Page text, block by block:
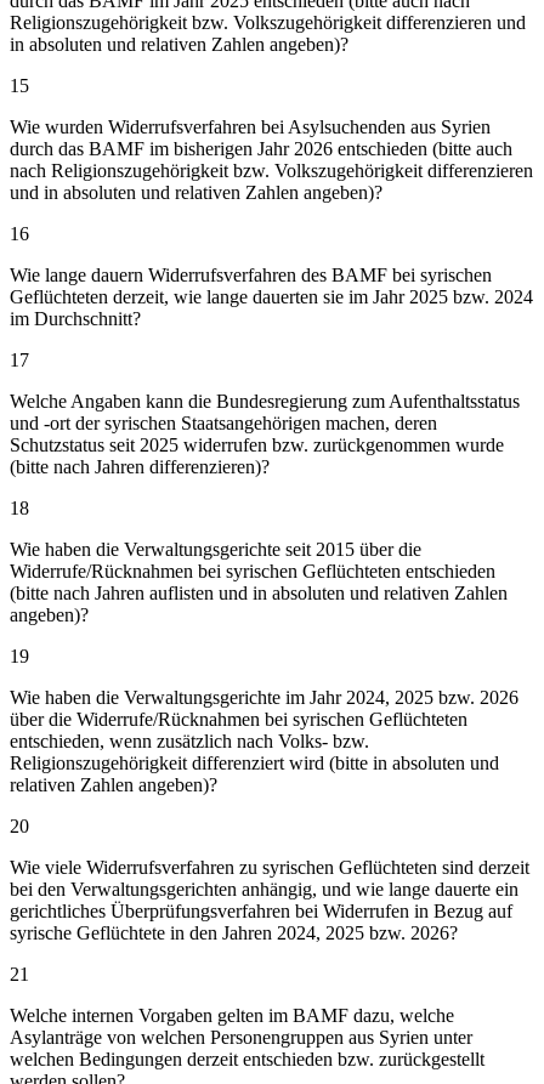
Religionszugehörigkeit bzw. Volkszugehörigkeit differenzieren und
in absoluten und relativen Zahlen angeben)?
15
Wie wurden Widerrufsverfahren bei Asylsuchenden aus Syrien
durch das BAMF im bisherigen Jahr 2026 entschieden (bitte auch
nach Religionszugehörigkeit bzw. Volkszugehörigkeit differenzieren
und in absoluten und relativen Zahlen angeben)?
16
Wie lange dauern Widerrufsverfahren des BAMF bei syrischen
Geflüchteten derzeit, wie lange dauerten sie im Jahr 2025 bzw. 2024
im Durchschnitt?
17
Welche Angaben kann die Bundesregierung zum Aufenthaltsstatus
und -ort der syrischen Staatsangehörigen machen, deren
Schutzstatus seit 2025 widerrufen bzw. zurückgenommen wurde
(bitte nach Jahren differenzieren)?
18
Wie haben die Verwaltungsgerichte seit 2015 über die
Widerrufe/Rücknahmen bei syrischen Geflüchteten entschieden
(bitte nach Jahren auflisten und in absoluten und relativen Zahlen
angeben)?
19
Wie haben die Verwaltungsgerichte im Jahr 2024, 2025 bzw. 2026
über die Widerrufe/Rücknahmen bei syrischen Geflüchteten
entschieden, wenn zusätzlich nach Volks- bzw.
Religionszugehörigkeit differenziert wird (bitte in absoluten und
relativen Zahlen angeben)?
20
Wie viele Widerrufsverfahren zu syrischen Geflüchteten sind derzeit
bei den Verwaltungsgerichten anhängig, und wie lange dauerte ein
gerichtliches Überprüfungsverfahren bei Widerrufen in Bezug auf
syrische Geflüchtete in den Jahren 2024, 2025 bzw. 2026?
21
Welche internen Vorgaben gelten im BAMF dazu, welche
Asylanträge von welchen Personengruppen aus Syrien unter
welchen Bedingungen derzeit entschieden bzw. zurückgestellt